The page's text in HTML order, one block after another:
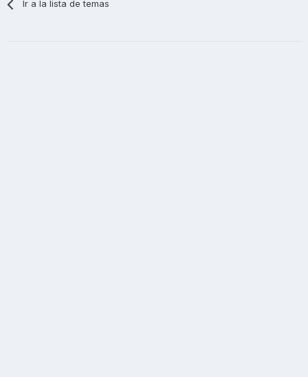
Ir a la lista de temas